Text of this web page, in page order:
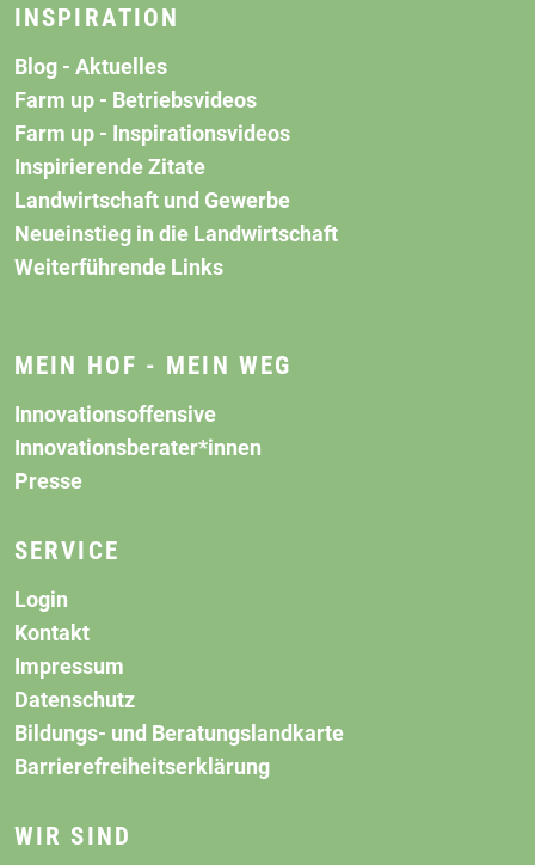
INSPIRATION
Blog - Aktuelles
Farm up - Betriebsvideos
Farm up - Inspirationsvideos
Inspirierende Zitate
Landwirtschaft und Gewerbe
Neueinstieg in die Landwirtschaft
Weiterführende Links
MEIN HOF - MEIN WEG
Innovationsoffensive
Innovationsberater*innen
Presse
SERVICE
Login
Kontakt
Impressum
Datenschutz
Bildungs- und Beratungslandkarte
Barrierefreiheitserklärung
WIR SIND